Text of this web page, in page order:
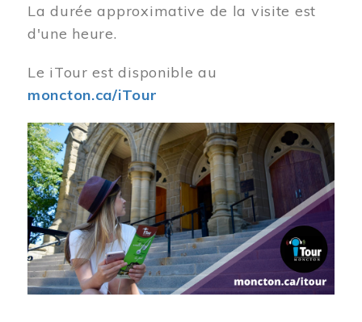
La durée approximative de la visite est
d'une heure.
Le iTour est disponible au
moncton.ca/iTour